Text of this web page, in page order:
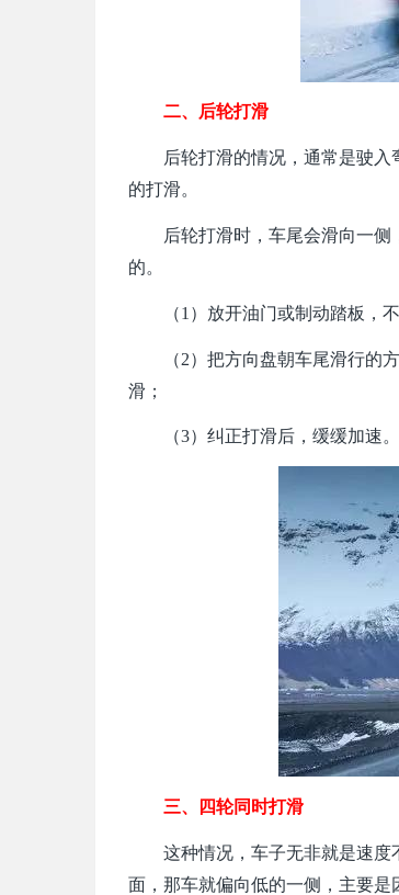
二、后轮打滑
后轮打滑的情况，通常是驶
的打滑。
后轮打滑时，车尾会滑向一
的。
（1）放开油门或制动踏板，
（2）把方向盘朝车尾滑行的
滑；
（3）纠正打滑后，缓缓加速。
三、四轮同时打滑
这种情况，车子无非就是速
面，那车就偏向低的一侧，主要是